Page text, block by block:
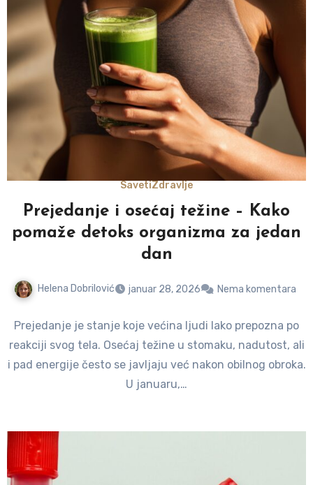
SavetiZdravlje
Prejedanje i osećaj težine – Kako
pomaže detoks organizma za jedan
dan
Helena Dobrilović januar 28, 2026 Nema komentara
Prejedanje je stanje koje većina ljudi lako prepozna po
reakciji svog tela. Osećaj težine u stomaku, nadutost, ali
i pad energije često se javljaju već nakon obilnog obroka.
U januaru,…